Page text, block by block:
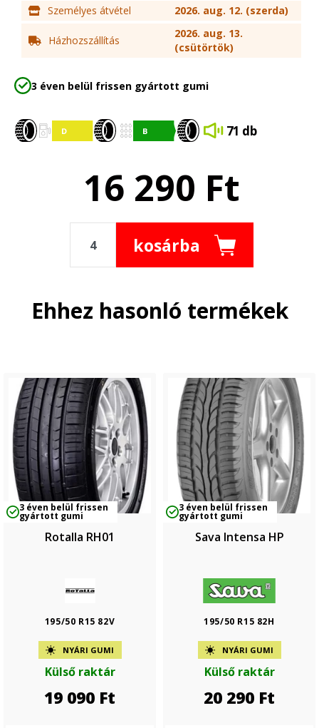
Személyes átvétel
2026. aug. 12. (szerda)
Házhozszállítás
2026. aug. 13.
(csütörtök)
3 éven belül frissen gyártott gumi
71 db
16 290 Ft
kosárba
Ehhez hasonló termékek
3 éven belül frissen
gyártott gumi
Rotalla RH01
195/50 R15 82V
NYÁRI GUMI
Külső raktár
19 090 Ft
3 éven belül frissen
gyártott gumi
Sava Intensa HP
195/50 R15 82H
NYÁRI GUMI
Külső raktár
20 290 Ft